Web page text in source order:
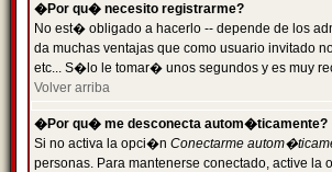
�Por qu� necesito registrarme?
No est� obligado a hacerlo -- depende de los
da muchas ventajas que como usuario invitado
etc... S�lo le tomar� unos segundos y es muy
Volver arriba
�Por qu� me desconecta autom�ticamente?
Si no activa la opci�n Conectarme
personas. Para mantenerse conectado, active